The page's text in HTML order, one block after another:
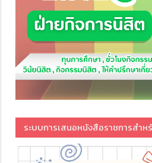
ระบบการเสนอหนังสือราชการสำ